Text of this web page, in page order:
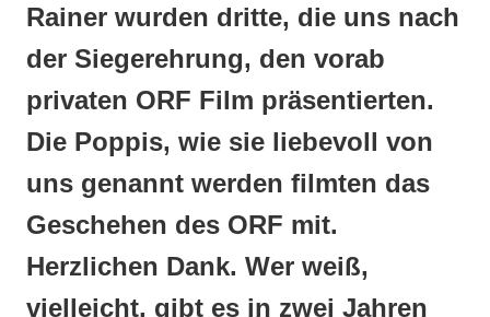
Rainer wurden dritte, die uns nach
der Siegerehrung, den vorab
privaten ORF Film präsentierten.
Die Poppis, wie sie liebevoll von
uns genannt werden filmten das
Geschehen des ORF mit.
Herzlichen Dank. Wer weiß,
vielleicht, gibt es in zwei Jahren